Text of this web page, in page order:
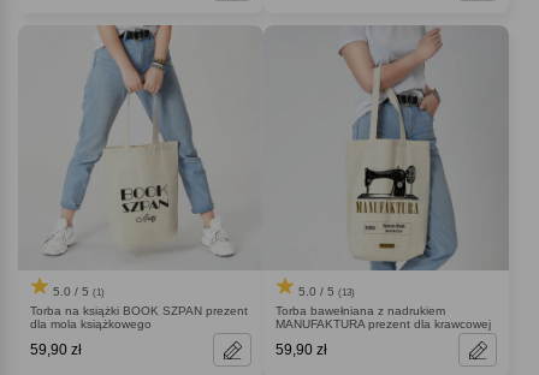
5.0 / 5 (1)
Torba na książki BOOK SZPAN prezent
dla mola książkowego
59,90 zł
5.0 / 5 (13)
Torba bawełniana z nadrukiem
MANUFAKTURA prezent dla krawcowej
59,90 zł